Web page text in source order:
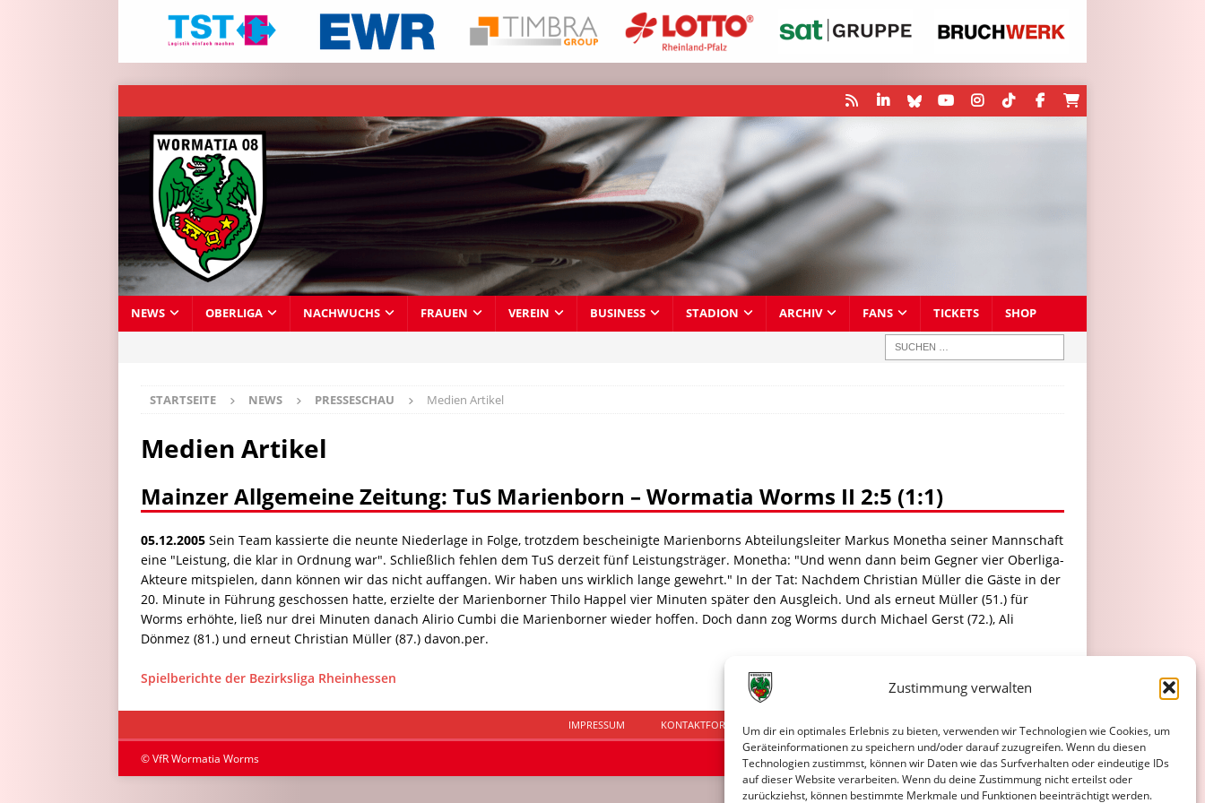
Zustimmung verwalten
Um dir ein optimales Erlebnis zu bieten, verwenden wir Technologien wie Cookies, um
Geräteinformationen zu speichern und/oder darauf zuzugreifen. Wenn du diesen
Technologien zustimmst, können wir Daten wie das Surfverhalten oder eindeutige IDs
auf dieser Website verarbeiten. Wenn du deine Zustimmung nicht erteilst oder
zurückziehst, können bestimmte Merkmale und Funktionen beeinträchtigt werden.
NEWS OBERLIGA NACHWUCHS FRAUEN VEREIN BUSINESS STADION ARCHIV FANS TICKETS SHOP
STARTSEITE NEWS PRESSESCHAU Medien Artikel
Medien Artikel
Mainzer Allgemeine Zeitung: TuS Marienborn – Wormatia Worms II 2:5 (1:1)
05.12.2005 Sein Team kassierte die neunte Niederlage in Folge, trotzdem bescheinigte Marienborns Abteilungsleiter Markus Monetha seiner Mannschaft
eine "Leistung, die klar in Ordnung war". Schließlich fehlen dem TuS derzeit fünf Leistungsträger. Monetha: "Und wenn dann beim Gegner vier Oberliga-
Akteure mitspielen, dann können wir das nicht auffangen. Wir haben uns wirklich lange gewehrt." In der Tat: Nachdem Christian Müller die Gäste in der
20. Minute in Führung geschossen hatte, erzielte der Marienborner Thilo Happel vier Minuten später den Ausgleich. Und als erneut Müller (51.) für
Worms erhöhte, ließ nur drei Minuten danach Alirio Cumbi die Marienborner wieder hoffen. Doch dann zog Worms durch Michael Gerst (72.), Ali
Dönmez (81.) und erneut Christian Müller (87.) davon.per.
Spielberichte der Bezirksliga Rheinhessen
IMPRESSUM KONTAKTFORMULAR DATENSCHUTZERKLÄRUNG COOKIE-RICHTLINIE (EU)
© VfR Wormatia Worms